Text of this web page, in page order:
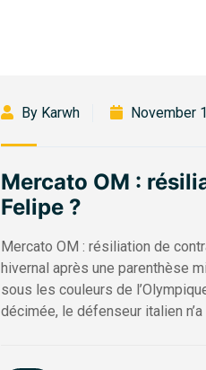
By Karwh November
Mercato OM :
Felipe ?
Mercato OM : résiliation de
hivernal après une parenthèse
sous les couleurs de
décimée, le défenseur italien